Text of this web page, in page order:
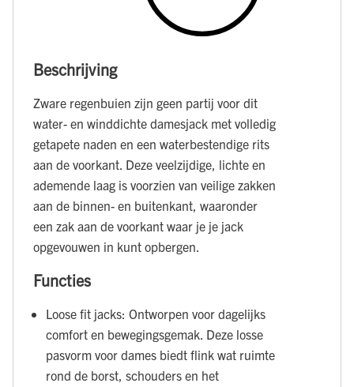
Beschrijving
Zware regenbuien zijn geen partij voor dit
water- en winddichte damesjack met volledig
getapete naden en een waterbestendige rits
aan de voorkant. Deze veelzijdige, lichte en
ademende laag is voorzien van veilige zakken
aan de binnen- en buitenkant, waaronder
een zak aan de voorkant waar je je jack
opgevouwen in kunt opbergen.
Functies
Loose fit jacks: Ontworpen voor dagelijks
comfort en bewegingsgemak. Deze losse
pasvorm voor dames biedt flink wat ruimte
rond de borst, schouders en het